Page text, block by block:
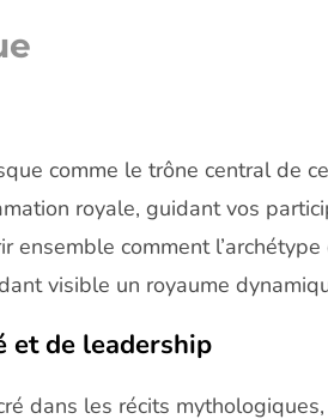
comme le trône central de
royale, guidant vos
ensemble comment
visible un royaume
et de leadership
dans les récits